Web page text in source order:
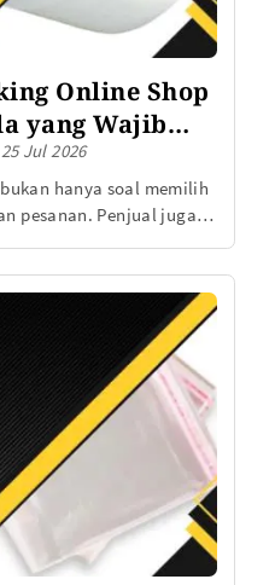
Online Shop
yang Wajib
Jul 2026
hanya soal memilih
pesanan. Penjual juga
online shop perlu
sejak awal.